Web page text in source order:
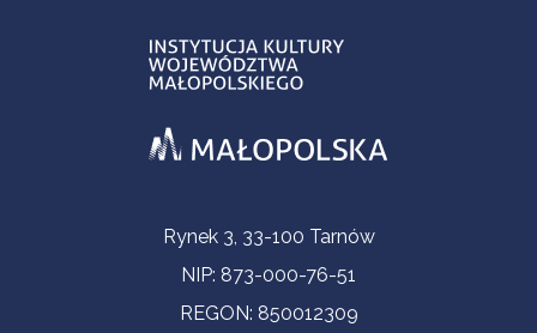
Informacje kontaktoweRynek 3, 33-100 Tarnów
NIP: 873-000-76-51
REGON: 850012309